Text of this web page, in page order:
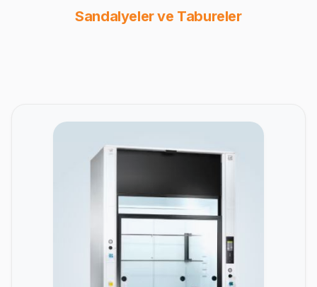
Sandalyeler ve Tabureler